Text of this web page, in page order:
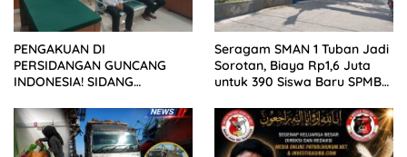
PENGAKUAN DI
PERSIDANGAN GUNCANG
INDONESIA! SIDANG
KELUARGA KORBAN
MENGAMUK DI PN MALANG
Seragam SMAN 1 Tuban Jadi
Sorotan, Biaya Rp1,6 Juta
untuk 390 Siswa Baru SPMB